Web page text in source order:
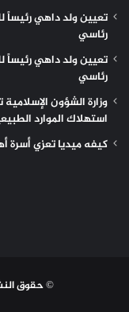
تعيين ولد داهي رئيساً
رئاسي
تعيين ولد داهي رئيساً
رئاسي
وزارة الشؤون
استهلاك الموارد
كيفه ميديا تعزي أسرة
© حقوق النشر 2026، جميع